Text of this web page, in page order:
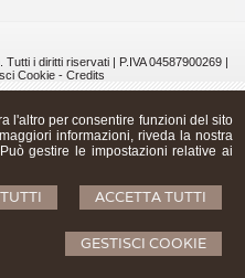
l'altro per consentire funzioni del sito
informazioni, riveda la nostra
gestire le impostazioni relative ai
ACCETTA TUTTI
GESTISCI COOKIE
i diritti riservati | P.IVA 04587900269 |
Cookie- Credits